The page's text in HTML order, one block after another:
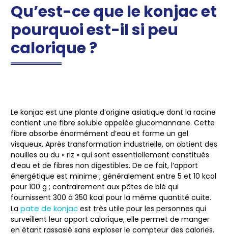
Qu’est-ce que le konjac et
pourquoi est-il si peu
calorique ?
Le konjac est une plante d’origine asiatique dont la racine
contient une fibre soluble appelée glucomannane. Cette
fibre absorbe énormément d’eau et forme un gel
visqueux. Après transformation industrielle, on obtient des
nouilles ou du « riz » qui sont essentiellement constitués
d’eau et de fibres non digestibles. De ce fait, l’apport
énergétique est minime ; généralement entre 5 et 10 kcal
pour 100 g ; contrairement aux pâtes de blé qui
fournissent 300 à 350 kcal pour la même quantité cuite.
La pate de konjac est très utile pour les personnes qui
surveillent leur apport calorique, elle permet de manger
en étant rassasié sans exploser le compteur des calories.